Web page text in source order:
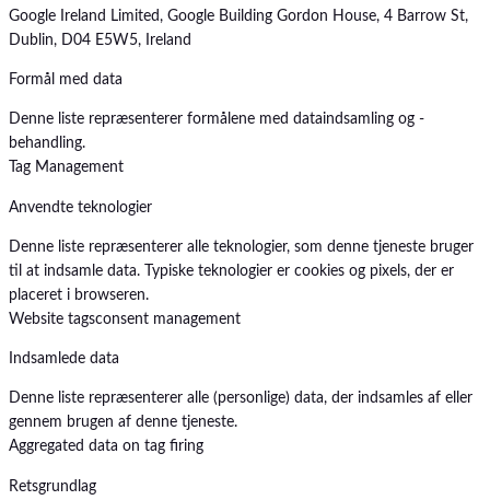
Google Ireland Limited, Google Building Gordon House, 4 Barrow St,
Dublin, D04 E5W5, Ireland
Formål med data
Denne liste repræsenterer formålene med dataindsamling og -
behandling.
Tag Management
Anvendte teknologier
Denne liste repræsenterer alle teknologier, som denne tjeneste bruger
til at indsamle data. Typiske teknologier er cookies og pixels, der er
placeret i browseren.
Website tagsconsent management
Indsamlede data
Denne liste repræsenterer alle (personlige) data, der indsamles af eller
gennem brugen af denne tjeneste.
Aggregated data on tag firing
Retsgrundlag